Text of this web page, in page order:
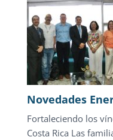
Novedades
Fortaleciendo los
Costa Rica Las